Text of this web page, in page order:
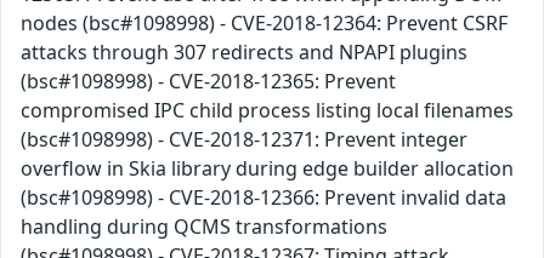
nodes (bsc#1098998) - CVE-2018-12364: Prevent CSRF
attacks through 307 redirects and NPAPI plugins
(bsc#1098998) - CVE-2018-12365: Prevent
compromised IPC child process listing local filenames
(bsc#1098998) - CVE-2018-12371: Prevent integer
overflow in Skia library during edge builder allocation
(bsc#1098998) - CVE-2018-12366: Prevent invalid data
handling during QCMS transformations